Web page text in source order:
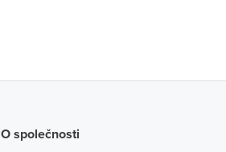
O společnosti